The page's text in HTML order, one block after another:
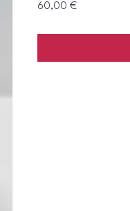
60,00 €Prix